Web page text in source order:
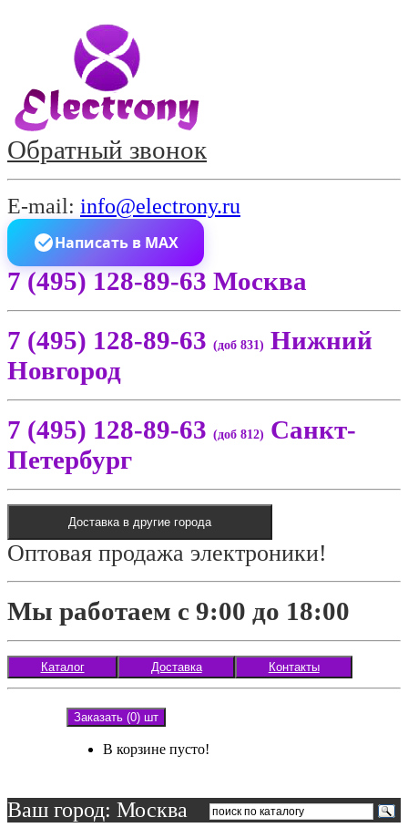
Обратный звонок
E-mail: info@electrony.ru
Написать в MAX
7 (495) 128-89-63 Москва
7 (495) 128-89-63 (доб 831) Нижний
Новгород
7 (495) 128-89-63 (доб 812) Санкт-
Петербург
Доставка в другие города
Оптовая продажа электроники!
Мы работаем с 9:00 до 18:00
Каталог Доставка Контакты
Заказать (0) шт
В корзине пусто!
Ваш город: Москва